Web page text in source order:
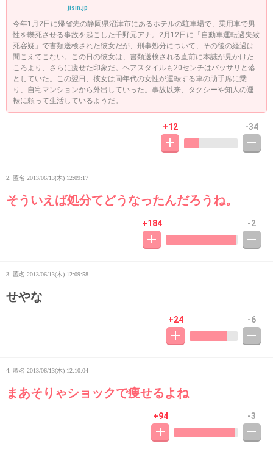
jisin.jp
今年1月2日に帰省先の静岡県沼津市にあるホテルの駐車場で、乗用車で男
性を轢死させる事故を起こした千野元アナ。2月12日に「自動車運転過失致
死容疑」で書類送検された彼女だが、刑事処分について、その後の経過は
聞こえてこない。この日の彼女は、書類送検される直前に本誌が見かけた
ころより、さらに痩せた印象だ。ヘアスタイルも20センチはバッサリと落
としていた。この翌日、彼女は同年代の女性が運転する車の助手席に乗
り、自宅マンションから外出していった。事故以来、タクシーや知人の運
転に頼って生活しているようだ。
+12 -34
2. 匿名 2013/06/13(木) 12:09:17
そういえば処分てどうなったんだろうね。
+184 -2
3. 匿名 2013/06/13(木) 12:09:58
せやな
+24 -6
4. 匿名 2013/06/13(木) 12:10:04
まあそりゃショックで痩せるよね
+94 -3